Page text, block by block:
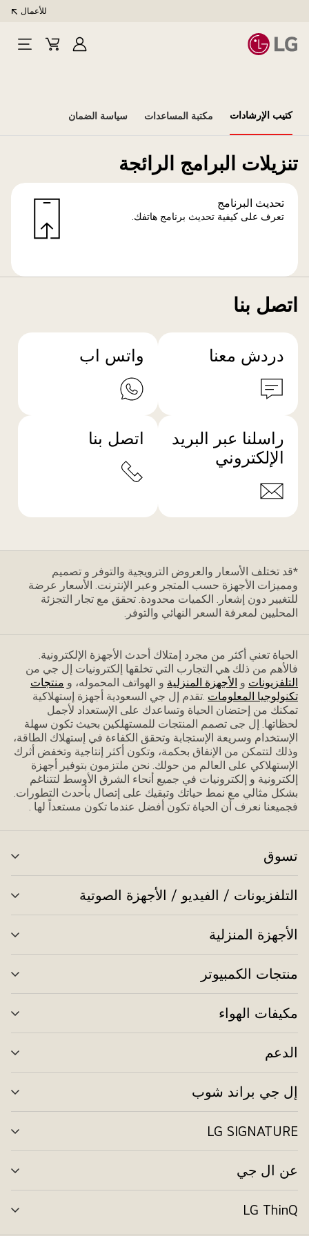
للأعمال
تسجيلCart
Open
كتيب الإرشادات مكتبة المساعدات سياسة الضمان
تنزيلات البرامج الرائجة
تحديث البرنامج
تعرف على كيفية تحديث برنامج هاتفك.
اتصل بنا
دردش معنا واتس اب
راسلنا عبر البريد
الإلكتروني
اتصل بنا
*قد تختلف الأسعار والعروض الترويجية والتوفر و تصميم
ومميزات الأجهزة حسب المتجر وعبر الإنترنت. الأسعار عرضة
للتغيير دون إشعار. الكميات محدودة. تحقق مع تجار التجزئة
المحليين لمعرفة السعر النهائي والتوفر.
الحياة تعني أكثر من مجرد إمتلاك أحدث الأجهزة الإلكترونية.
فاﻷهم من ذلك هي التجارب التي تخلقها إلكترونيات إل جي من
التلفزيونات و الأجهزة المنزلية و الهواتف المحموله، و منتجات
تكنولوجيا المعلومات .تقدم إل جي السعودية أجهزة إستهلاكية
تمكنك من إحتضان الحياة وتساعدك على الإستعداد ﻷجمل
لحظاتها. إل جى تصمم المنتجات للمستهلكين بحيث تكون سهلة
الإستخدام وسريعة الإستجابة وتحقق الكفاءة في إستهلاك الطاقة،
وذلك لتتمكن من الإنفاق بحكمة، وتكون أكثر إنتاجية وتخفض أثرك
الإستهلاكي على العالم من حولك. نحن ملتزمون بتوفير أجهزة
إلكترونية و إلكترونيات في جميع أنحاء الشرق الأوسط لتتناغم
بشكل مثالي مع نمط حياتك وتبقيك على إتصال بأحدث التطورات.
فجميعنا نعرف أن الحياة تكون أفضل عندما تكون مستعداً لها .
تسوق
التلفزيونات / الفيديو / الأجهزة الصوتية
الأجهزة المنزلية
منتجات الكمبيوتر
مكيفات الهواء
الدعم
إل جي براند شوب
LG SIGNATURE
عن ال جي
LG ThinQ